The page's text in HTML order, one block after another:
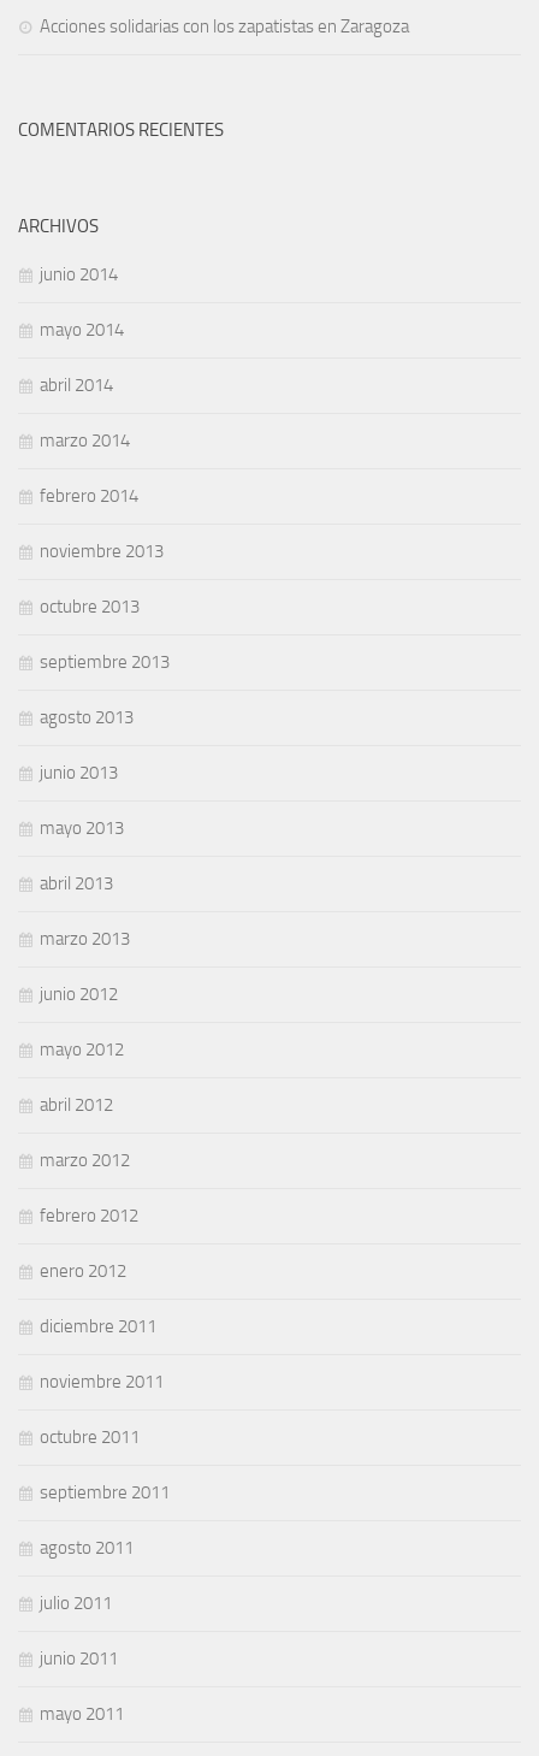
Acciones solidarias con los zapatistas en Zaragoza
COMENTARIOS RECIENTES
ARCHIVOS
junio 2014
mayo 2014
abril 2014
marzo 2014
febrero 2014
noviembre 2013
octubre 2013
septiembre 2013
agosto 2013
junio 2013
mayo 2013
abril 2013
marzo 2013
junio 2012
mayo 2012
abril 2012
marzo 2012
febrero 2012
enero 2012
diciembre 2011
noviembre 2011
octubre 2011
septiembre 2011
agosto 2011
julio 2011
junio 2011
mayo 2011